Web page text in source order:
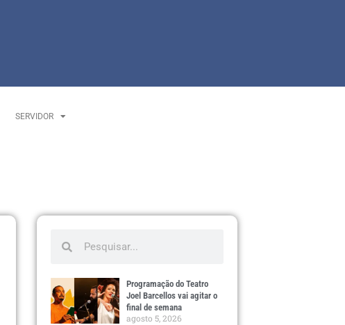
SERVIDOR
Programação do Teatro
Joel Barcellos vai agitar o
final de semana
agosto 5, 2026